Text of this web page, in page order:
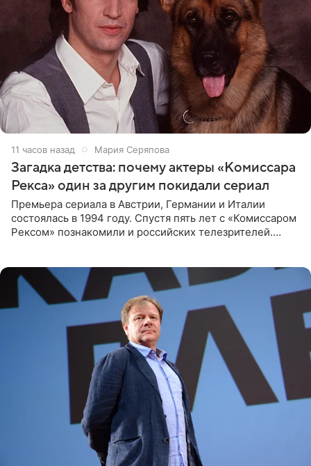
11 часов назад Мария Серяпова
Загадка детства: почему актеры «Комиссара
Рекса» один за другим покидали сериал
Премьера сериала в Австрии, Германии и Италии
состоялась в 1994 году. Спустя пять лет с «Комиссаром
Рексом» познакомили и российских телезрителей.